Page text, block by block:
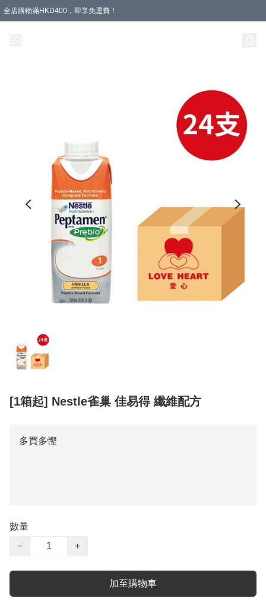
全店購物滿HKD400，即享免運費！
[1箱起] Nestle雀巢 佳易得 纖維配方
多買多慳
數量
−
+
加至購物車